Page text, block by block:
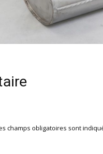
champs obligatoires sont